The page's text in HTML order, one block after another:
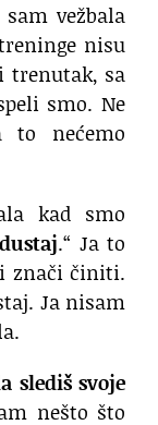
sam vežbala
nisu
trenutak, sa
smo. Ne
to nećemo
kad smo
.“ Ja to
znači činiti.
Ja nisam
slediš svoje
nešto što